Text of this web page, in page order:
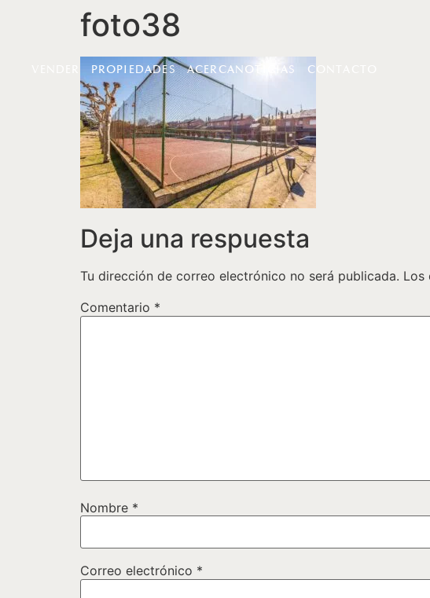
PROPIEDADES ACERCANOTICIAS CONTACTO
foto38
Deja una respuesta
Tu dirección de correo electrónico no será publicada. Los
Comentario *
Nombre *
Correo electrónico *